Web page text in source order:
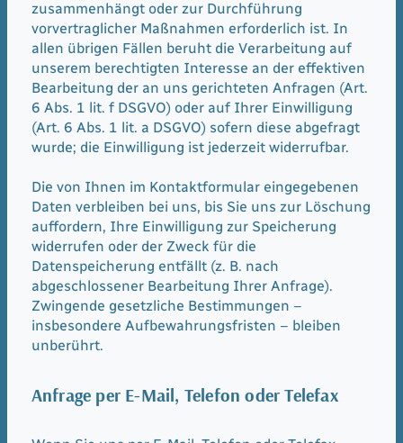
zusammenhängt oder zur Durchführung
vorvertraglicher Maßnahmen erforderlich ist. In
allen übrigen Fällen beruht die Verarbeitung auf
unserem berechtigten Interesse an der effektiven
Bearbeitung der an uns gerichteten Anfragen (Art.
6 Abs. 1 lit. f DSGVO) oder auf Ihrer Einwilligung
(Art. 6 Abs. 1 lit. a DSGVO) sofern diese abgefragt
wurde; die Einwilligung ist jederzeit widerrufbar.
Die von Ihnen im Kontaktformular eingegebenen
Daten verbleiben bei uns, bis Sie uns zur Löschung
auffordern, Ihre Einwilligung zur Speicherung
widerrufen oder der Zweck für die
Datenspeicherung entfällt (z. B. nach
abgeschlossener Bearbeitung Ihrer Anfrage).
Zwingende gesetzliche Bestimmungen –
insbesondere Aufbewahrungsfristen – bleiben
unberührt.
Anfrage per E-Mail, Telefon oder Telefax